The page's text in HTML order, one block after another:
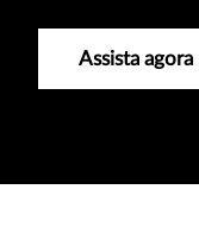
Assista agora